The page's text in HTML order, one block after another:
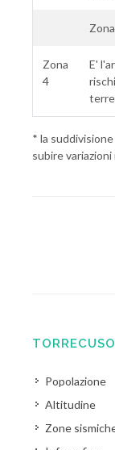
Zona
4
E'
* la
subire
TORRECUSO
Popolazione
Altitudine
Zone